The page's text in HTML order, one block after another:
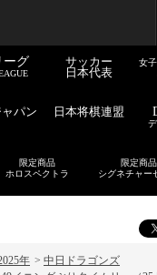
ーグ
サッカー
日本代表
女
パン 日本将棋連盟
限定商品
ホロスペクトラ
限定商品
シグネチャー
年 > 中日ドラゴンズ